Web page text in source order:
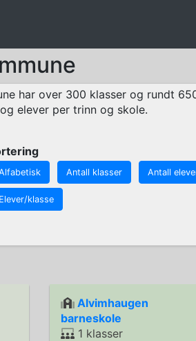
har over 300 klasser og rundt
elever per trinn og skole.
Antall klasser Antall
Elever/klasse
Alvimhaugen
barneskole
1 klasser